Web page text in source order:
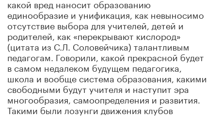
какой вред наносит образованию
единообразие и унификация, как невыносимо
отсутствие выбора для учителей, детей и
родителей, как «перекрывают кислород»
(цитата из С.Л. Соловейчика) талантливым
педагогам. Говорили какой прекрасной будет
в самом недалеком будущем педагогика,
школа и вообще система образования, какими
свободными будут учителя и наступит эра
многообразия, самоопределения и развития.
Такими были лозунги движения клубов